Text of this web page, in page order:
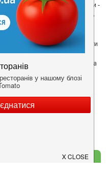
Друга частина нашої команди -
враженнями і допомагають
кращих місць.
надаємо зручні інструменти
- в результаті відвідувачі
зможе зосередитися на
всього - смачній їжі.